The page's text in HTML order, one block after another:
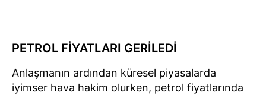
PETROL FİYATLARI GERİLEDİ
Anlaşmanın ardından küresel piyasalarda
iyimser hava hakim olurken, petrol fiyatlarında